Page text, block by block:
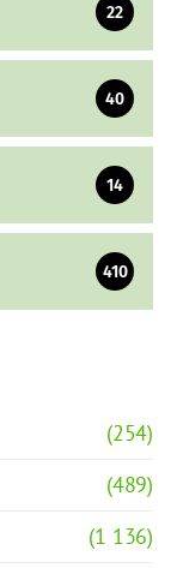
22
40
14
410
(254)
(489)
(1 136)